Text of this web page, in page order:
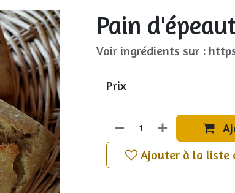
Pain
Voir ingrédients sur :
Ajouter à la liste
Prix